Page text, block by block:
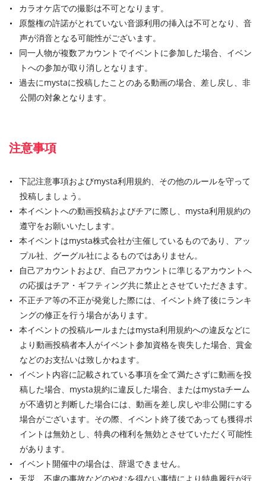
カラオケ店での撮影は不可となります。
原盤権の許諾がとれていない音源利用の挿入は不可となり、音
声が消音となる可能性がございます。
同一人物が複数アカウントでイベントに参加した場合、イベン
トへの参加が取り消しとなります。
過去にmystaに投稿したことのある動画の場合、差し戻し、非
公開の対象となります。
注意事項
下記注意事項およびmysta利用規約、その他のルールを守って
投稿しましょう。
本イベントへの動画投稿およびチアに際し、mysta利用規約の
遵守をお願いいたします。
本イベントはmysta株式会社が主催しているものであり、アッ
プル社、グーグル社によるものではありません。
自己アカウントおよび、自己アカウントに準じるアカウントへ
の応援はチア・ギフティング共に禁止とさせていただきます。
不正チア等の不正が発覚した際には、イベント終了後にランキ
ングの修正を行う場合があります。
本イベントの投稿ルールまたはmysta利用規約への違反などに
より動画投稿者本人がイベント参加資格を喪失した場合、賞金
などのお支払いは致しかねます。
イベント内容に記載されている事項を全て満たさずに動画を投
稿した場合、mysta規約に違反した場合、またはmystaチーム
が不適切と判断した場合には、動画を差し戻しや非公開にする
場合がございます。その際、イベント終了後であっても獲得ポ
イントは無効とし、特典の権利を無効とさせていただく可能性
があります。
イベント開催中の場合は、辞退できません。
天災、不慮の事故などのやむを得ない事情により特典履行が行